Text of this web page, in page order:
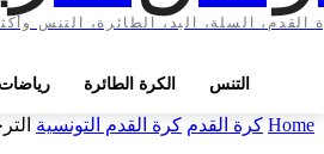
القدم، السلة، اليد، الطائرة، التنس
التنس الكرة الطائرة
Home كرة القدم كرة القدم التونسية